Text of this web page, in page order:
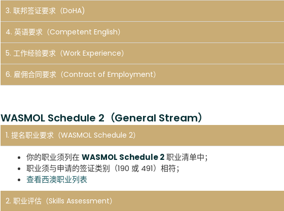
3. 联邦签证要求（DoHA)
4. 英语要求（Competent English）
5. 工作经验要求（Work Experience）
6. 雇佣合同要求（Contract of Employment）
WASMOL Schedule 2（General Stream）
1. 提名职业要求（WASMOL Schedule 2）
你的职业须列在WASMOL Schedule 2职业清单中；
职业须与申请的签证类别（190 或 491）相符；
查看西澳职业列表
2. 职业评估（Skills Assessment）